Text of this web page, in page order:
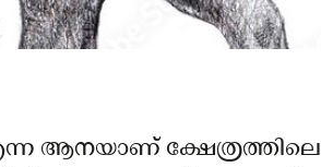
ആനയാണ് ക്ഷേത്രത്തിലെ